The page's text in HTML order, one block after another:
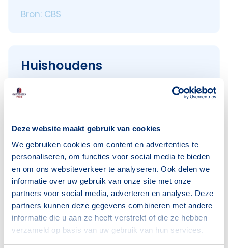
Deze website maakt gebruik van cookies
We gebruiken cookies om content en advertenties te
personaliseren, om functies voor social media te bieden
en om ons websiteverkeer te analyseren. Ook delen we
informatie over uw gebruik van onze site met onze
partners voor social media, adverteren en analyse. Deze
partners kunnen deze gegevens combineren met andere
informatie die u aan ze heeft verstrekt of die ze hebben
verzameld op basis van uw gebruik van hun services.
Bron: CBS
Huishoudens
Alleenwonend
1011
Gezin zonder kinderen
473
Bron: CBS
Voorzieningen in Eckart
Deze wijk heeft het allemaal voor je. Zo vind je